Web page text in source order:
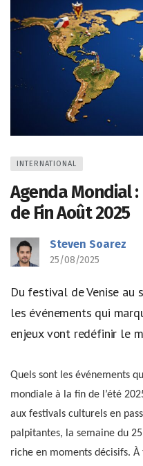
INTERNATIONAL
Agenda Mondial :
de Fin Août 2025
Steven Soarez
25/08/2025
Du festival de Venise au
les événements qui
enjeux vont redéfinir le
Quels sont les événements
mondiale à la fin de l’été
aux festivals culturels en
palpitantes, la semaine du
riche en moments décisifs.